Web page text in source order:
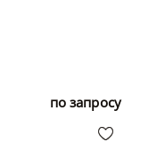
по запросу